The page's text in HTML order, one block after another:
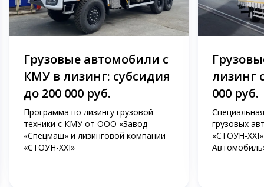
Грузовые автомобили с
КМУ в лизинг: субсидия
до 200 000 руб.
Программа по лизингу грузовой
техники с КМУ от ООО «Завод
«Спецмаш» и лизинговой компании
«СТОУН-XXI»
лизинг
000 руб.
грузовых
«СТОУН-